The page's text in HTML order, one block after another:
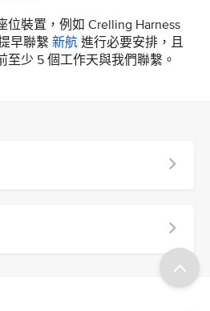
位裝置，例如 Crelling Harness
早聯繫 新航 進行必要安排，且
至少 5 個工作天與我們聯繫。